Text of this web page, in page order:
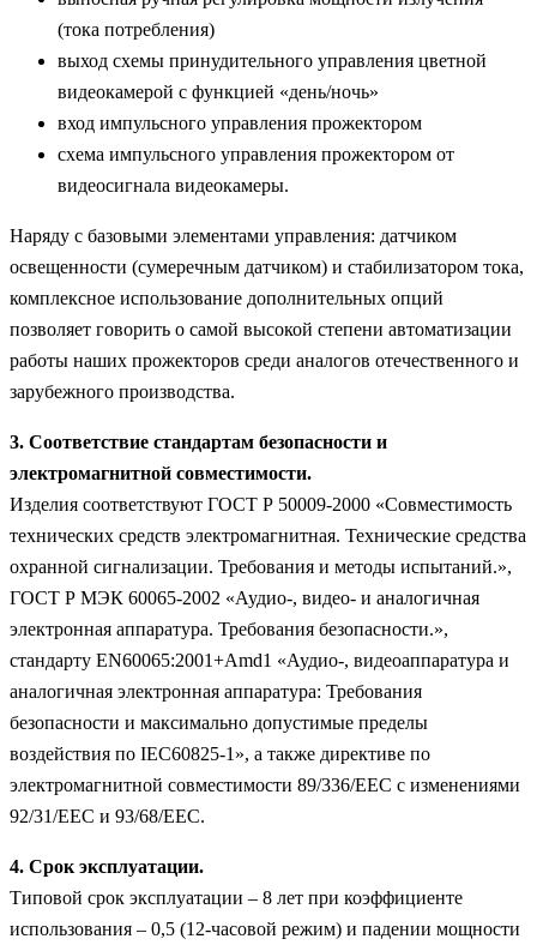
(тока потребления)
выход схемы принудительного управления цветной
видеокамерой с функцией «день/ночь»
вход импульсного управления прожектором
схема импульсного управления прожектором от
видеосигнала видеокамеры.
Наряду с базовыми элементами управления: датчиком
освещенности (сумеречным датчиком) и стабилизатором тока,
комплексное использование дополнительных опций
позволяет говорить о самой высокой степени автоматизации
работы наших прожекторов среди аналогов отечественного и
зарубежного производства.
3. Соответствие стандартам безопасности и
электромагнитной совместимости.
Изделия соответствуют ГОСТ Р 50009-2000 «Совместимость
технических средств электромагнитная. Технические средства
охранной сигнализации. Требования и методы испытаний.»,
ГОСТ Р МЭК 60065-2002 «Аудио-, видео- и аналогичная
электронная аппаратура. Требования безопасности.»,
стандарту EN60065:2001+Amd1 «Аудио-, видеоаппаратура и
аналогичная электронная аппаратура: Требования
безопасности и максимально допустимые пределы
воздействия по IEC60825-1», а также директиве по
электромагнитной совместимости 89/336/EEC с изменениями
92/31/EEC и 93/68/EEC.
4. Срок эксплуатации.
Типовой срок эксплуатации – 8 лет при коэффициенте
использования – 0,5 (12-часовой режим) и падении мощности